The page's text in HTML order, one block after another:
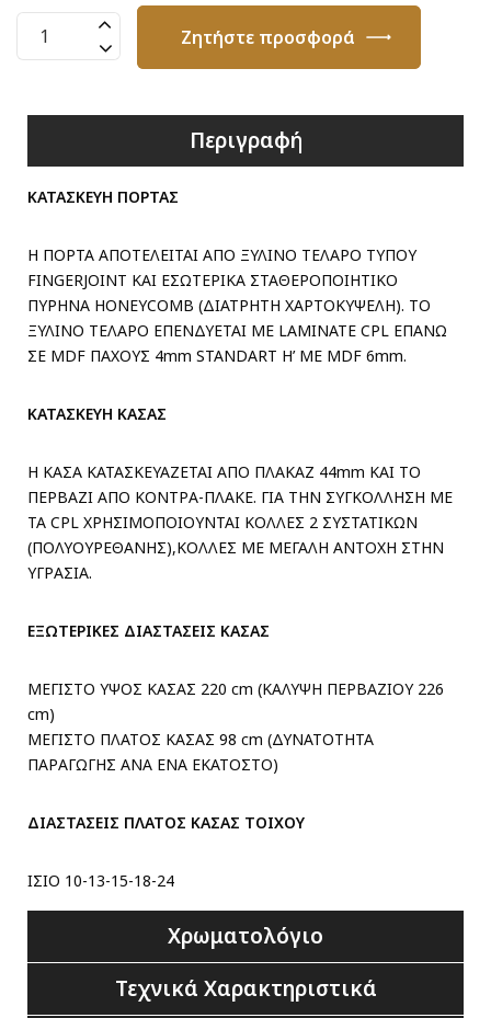
Πόρτα
Λακαριστή
Ζητήστε προσφορά
Περιγραφή
ΚΑΤΑΣΚΕΥΗ ΠΟΡΤΑΣ
Η ΠΟΡΤΑ ΑΠΟΤΕΛΕΙΤΑΙ ΑΠΟ ΞΥΛΙΝΟ ΤΕΛΑΡΟ ΤΥΠΟΥ
FINGERJOINT ΚΑΙ ΕΣΩΤΕΡΙΚΑ ΣΤΑΘΕΡΟΠΟΙΗΤΙΚΟ
ΠΥΡΗΝΑ HONEYCOMB (ΔΙΑΤΡΗΤΗ ΧΑΡΤΟΚΥΨΕΛΗ). ΤΟ
ΞΥΛΙΝΟ ΤΕΛΑΡΟ ΕΠΕΝΔΥΕΤΑΙ ΜΕ LAMINATE CPL ΕΠΑΝΩ
ΣΕ MDF ΠΑΧΟΥΣ 4mm STANDART H’ ME MDF 6mm.
ΚΑΤΑΣΚΕΥΗ ΚΑΣΑΣ
Η ΚΑΣΑ ΚΑΤΑΣΚΕΥΑΖΕΤΑΙ ΑΠΟ ΠΛΑΚΑΖ 44mm ΚΑΙ ΤΟ
ΠΕΡΒΑΖΙ ΑΠΟ ΚΟΝΤΡΑ-ΠΛΑΚΕ. ΓΙΑ ΤΗΝ ΣΥΓΚΟΛΛΗΣΗ ΜΕ
ΤΑ CPL ΧΡΗΣΙΜΟΠΟΙΟΥΝΤΑΙ ΚΟΛΛΕΣ 2 ΣΥΣΤΑΤΙΚΩΝ
(ΠΟΛΥΟΥΡΕΘΑΝΗΣ),ΚΟΛΛΕΣ ΜΕ ΜΕΓΑΛΗ ΑΝΤΟΧΗ ΣΤΗΝ
ΥΓΡΑΣΙΑ.
ΕΞΩΤΕΡΙΚΕΣ ΔΙΑΣΤΑΣΕΙΣ ΚΑΣΑΣ
ΜΕΓΙΣΤΟ ΥΨΟΣ ΚΑΣΑΣ 220 cm (ΚΑΛΥΨΗ ΠΕΡΒΑΖΙΟΥ 226
cm)
ΜΕΓΙΣΤΟ ΠΛΑΤΟΣ ΚΑΣΑΣ 98 cm (ΔΥΝΑΤΟΤΗΤΑ
ΠΑΡΑΓΩΓΗΣ ΑΝΑ ΕΝΑ ΕΚΑΤΟΣΤΟ)
ΔΙΑΣΤΑΣΕΙΣ ΠΛΑΤΟΣ ΚΑΣΑΣ ΤΟΙΧΟΥ
ΙΣΙΟ 10-13-15-18-24
Χρωματολόγιο
Τεχνικά Χαρακτηριστικά